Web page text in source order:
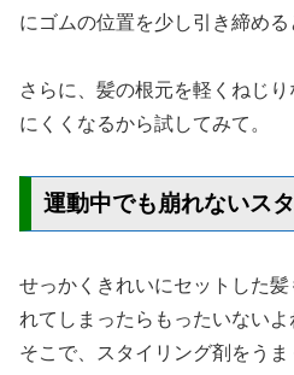
にゴムの位置を少し引き締める
さらに、髪の根元を軽くねじ
にくくなるから試してみて。
運動中でも崩れないス
せっかくきれいにセットした
れてしまったらもったいないよ
そこで、スタイリング剤をう